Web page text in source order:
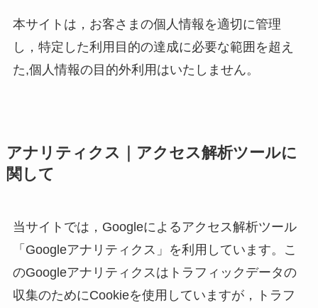
本サイトは，お客さまの個人情報を適切に管理
し，特定した利用目的の達成に必要な範囲を超え
た,個人情報の目的外利用はいたしません。
アナリティクス｜アクセス解析ツールに
関して
当サイトでは，Googleによるアクセス解析ツール
「Googleアナリティクス」を利用しています。こ
のGoogleアナリティクスはトラフィックデータの
収集のためにCookieを使用していますが，トラフ